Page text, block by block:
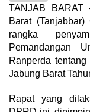
TANJAB BARAT
Barat
rangka
Pemandangan
Ranperda
Jabung Barat
Rapat yang